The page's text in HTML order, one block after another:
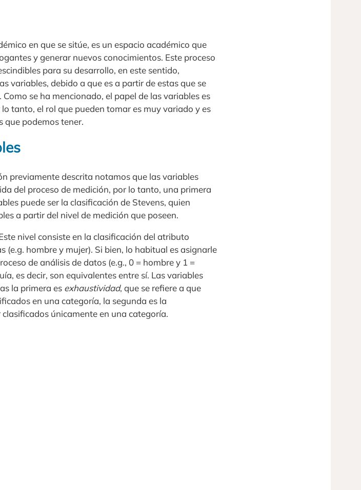
en que se sitúe, es un espacio académico que
y generar nuevos conocimientos. Este proceso
para su desarrollo, en este sentido,
variables, debido a que es a partir de estas que se
se ha mencionado, el papel de las variables es
tanto, el rol que pueden tomar es muy variado y es
que podemos tener.
previamente descrita notamos que las variables
del proceso de medición, por lo tanto, una primera
puede ser la clasificación de Stevens, quien
a partir del nivel de medición que poseen.
nivel consiste en la clasificación del atributo
(e.g. hombre y mujer). Si bien, lo habitual es asignarle
de análisis de datos (e.g., 0 = hombre y 1 =
es decir, son equivalentes entre sí. Las variables
la primera es exhaustividad, que se refiere a que
en una categoría, la segunda es la
únicamente en una categoría.